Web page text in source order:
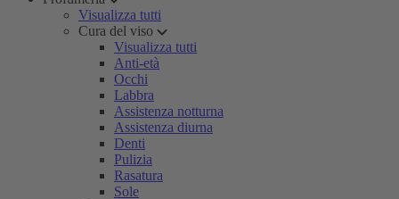
Visualizza tutti
Cura del viso
Visualizza tutti
Anti-età
Occhi
Labbra
Assistenza notturna
Assistenza diurna
Denti
Pulizia
Rasatura
Sole